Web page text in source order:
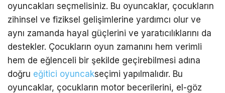
oyuncakları seçmelisiniz. Bu oyuncaklar, çocukların
zihinsel ve fiziksel gelişimlerine yardımcı olur ve
aynı zamanda hayal güçlerini ve yaratıcılıklarını da
destekler. Çocukların oyun zamanını hem verimli
hem de eğlenceli bir şekilde geçirebilmesi adına
doğru eğitici oyuncakseçimi yapılmalıdır. Bu
oyuncaklar, çocukların motor becerilerini, el-göz